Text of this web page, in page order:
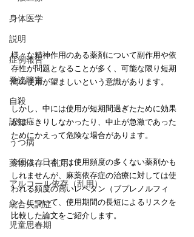
身体医学
説明
症例報告
発達障害
自殺
認知症
うつ病
薬物依存（乱用）
アルコール依存（乱用）
統合失調症
児童思春期
様々な精神作用のある薬剤について副作用や依
存性が問題となることが多く、可能な限り短期
間の使用が望ましいという意識があります。
しかし、中には使用が短期間過ぎたために効果
がはっきりしなかったり、中止が急激であった
ためにかえって危険な場合があります。
今回は、日本では使用頻度の多くない薬剤かも
しれませんが、麻薬依存症の治療に対しては使
われる頻度の高いレペタン（ブプレノルフィ
ン）について、使用期間の長短によるリスクを
比較した論文をご紹介します。